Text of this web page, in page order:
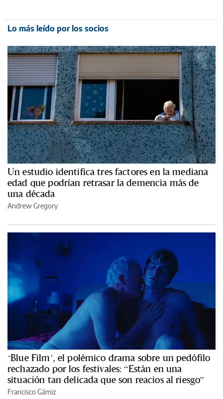
Lo más leído por los socios
Un estudio identifica tres factores en la mediana
edad que podrían retrasar la demencia más de
una década
Andrew Gregory
‘Blue Film’, el polémico drama sobre un pedófilo
rechazado por los festivales: “Están en una
situación tan delicada que son reacios al riesgo”
Francisco Gámiz